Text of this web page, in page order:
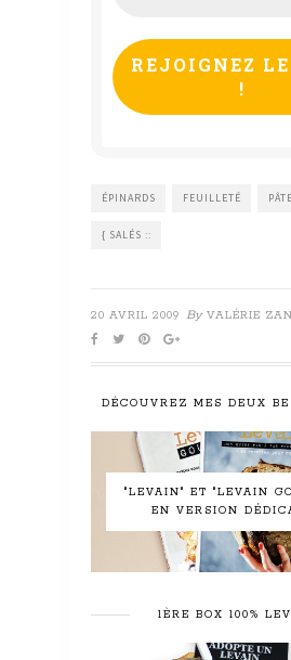
*
ÉPINARDS FEUILLETÉ
{ SALÉS ::
20 AVRIL 2009 By VALÉRIE
DÉCOUVREZ MES DEUX
"LEVAIN" ET "LEVAIN
EN VERSION
1ÈRE BOX 100%